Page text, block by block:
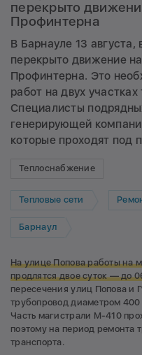
перекрыто
Профинтерна
В Барнауле 13
перекрыто движение
Профинтерна. Это
работ на двух
Специалисты
генерирующей
которые проходят под
Теплоснабжение
Тепловые сети
Барнаул
На улице Попова работы на
продлятся двое суток — до
пересечения улиц Попова и
трубопровод диаметром
Часть магистрали М-410
поэтому на период ремонта
транспорта.